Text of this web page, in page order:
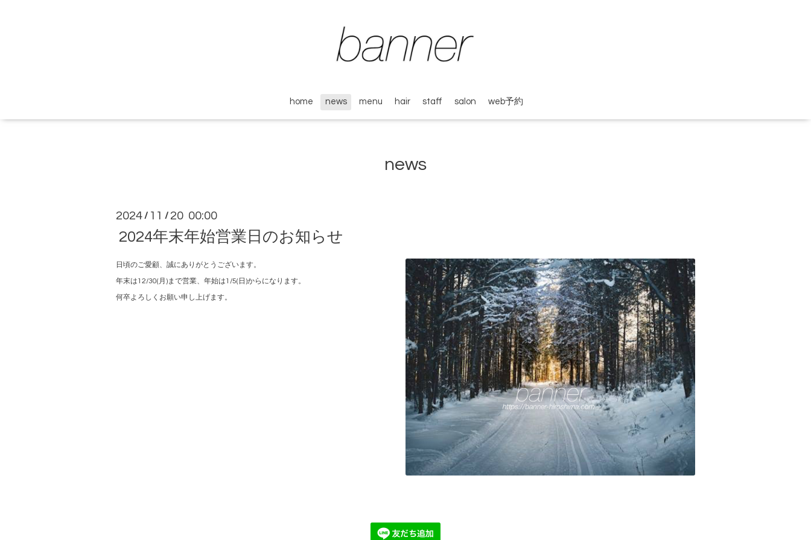
home news menu hair staff salon web予約
news
2024 / 11 / 20 00:00
2024年末年始営業日のお知らせ
日頃のご愛顧、誠にありがとうございます。
年末は12/30(月)まで営業、年始は1/5(日)からになります。
何卒よろしくお願い申し上げます。